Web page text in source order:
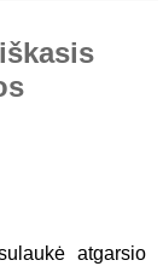
atgarsio